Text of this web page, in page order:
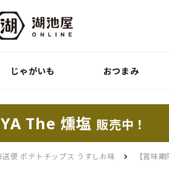
じゃがいも おつまみ
The 燻塩 販売中！
便 ポテトチップス うすしお味 【賞味